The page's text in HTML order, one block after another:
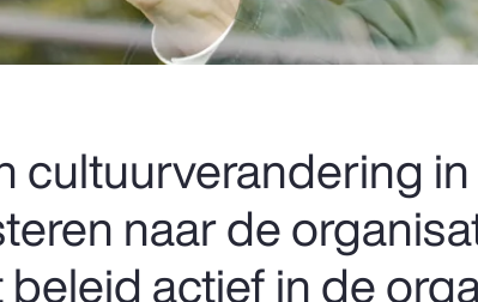
cultuurverandering
naar de
beleid actief in de